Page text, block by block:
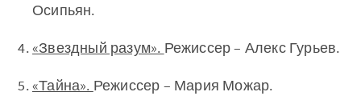
Осипьян.
«Звездный разум». Режиссер – Алекс Гурьев.
«Тайна». Режиссер – Мария Можар.